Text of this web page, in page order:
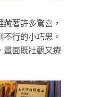
著許多驚喜，
行的小巧思。
畫面既壯觀又療